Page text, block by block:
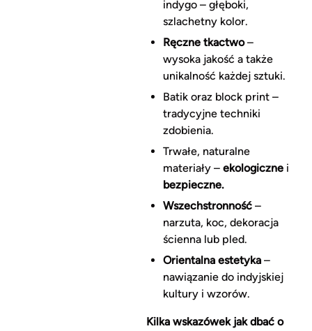
indygo – głęboki,
szlachetny kolor.
Ręczne tkactwo–
wysoka jakość a także
unikalność każdej sztuki.
Batik oraz block print –
tradycyjne techniki
zdobienia.
Trwałe, naturalne
materiały – ekologicznei
bezpieczne.
Wszechstronność–
narzuta, koc, dekoracja
ścienna lub pled.
Orientalna estetyka–
nawiązanie do indyjskiej
kultury i wzorów.
Kilka wskazówek jak dbać o